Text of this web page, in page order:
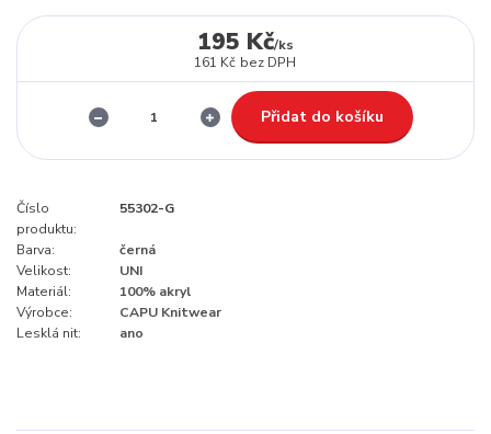
195 Kč/ks
161 Kč bez DPH
Přidat do košíku
Číslo
produktu:
55302-G
Barva:
černá
Velikost:
UNI
Materiál:
100% akryl
Výrobce:
CAPU Knitwear
Lesklá nit:
ano